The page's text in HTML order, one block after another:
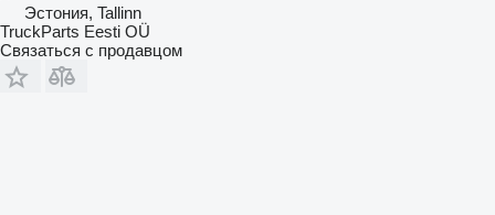
Эстония, Tallinn
TruckParts Eesti OÜ
Связаться с продавцом